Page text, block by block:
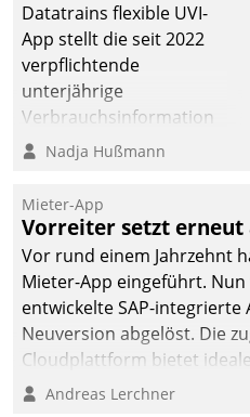
Datatrains flexible UVI-
App stellt die seit 2022
verpflichtende
unterjährige
Verbrauchsinformation
schnell, zuverlässig und
Die monatlichen
Mitteilungen zum
Heizungs- und
Wasserverbrauch gehen
automatisiert, vollständig
und auf Wunsch über
mehrere zuvor
Kommunikationswege bei
Nadja Hußmann
Mieter-App
Vorreiter setzt erneut
Vor rund einem Jahrzehnt
Mieter-App eingeführt.
entwickelte SAP-
Neuversion abgelöst. Die
Cloudplattform bietet
die Funktionalität der App
Andreas Lerchner